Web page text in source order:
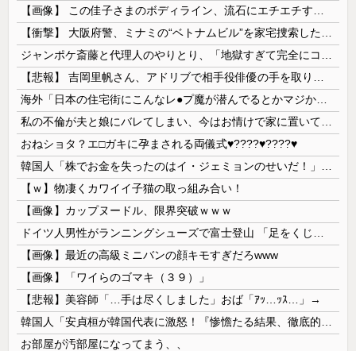
おねショタ？エ□ガキに孕まされる両儀式♥️????♥️????♥️
【ｗ】物凄くカワイイ子猫の取っ組み合い！
【画像】カップヌードル、限界突破ｗｗｗ
【画像】最近の高級ミニバンの顔キモすぎだろwww
【画像】「ワイらのゴマキ（３９）」
【悲報】美容師「…手は尽くしました」おば「ｱｯ…ｯｽ…」→
お部屋が汚部屋になってまう、、